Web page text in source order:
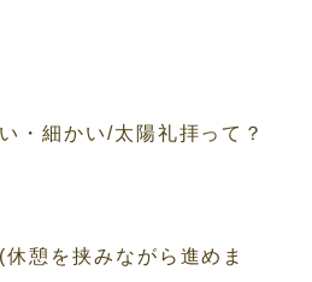
・細かい/太陽礼拝って？
休憩を挟みながら進めま